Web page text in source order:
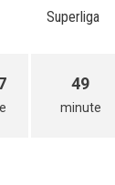
Superliga
49
minute